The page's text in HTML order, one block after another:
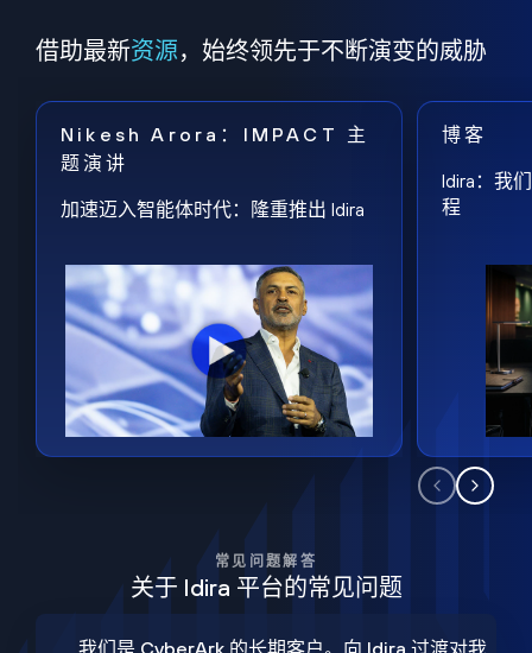
借助最新资源，始终领先于不断演变的威胁
Nikesh Arora：IMPACT 主
题演讲
加速迈入智能体时代：隆重推出 Idira
博客
Idira：我
程
常见问题解答
关于 Idira 平台的常见问题
我们是 CyberArk 的长期客户。向 Idira 过渡对我